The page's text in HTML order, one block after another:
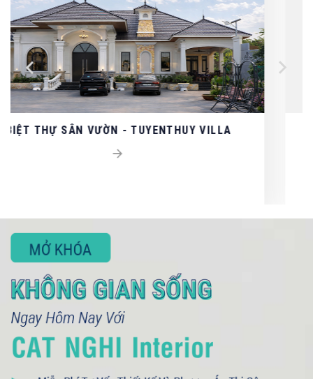
THIẾT KẾ - THI CÔNG NỘI THẤT